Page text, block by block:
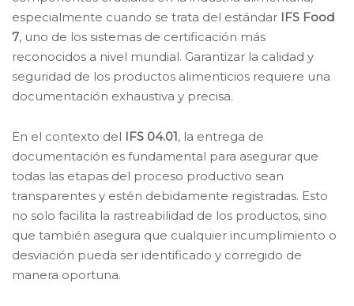
especialmente cuando se trata del estándar IFS Food
7, uno de los sistemas de certificación más
reconocidos a nivel mundial. Garantizar la calidad y
seguridad de los productos alimenticios requiere una
documentación exhaustiva y precisa.
En el contexto del IFS 04.01, la entrega de
documentación es fundamental para asegurar que
todas las etapas del proceso productivo sean
transparentes y estén debidamente registradas. Esto
no solo facilita la rastreabilidad de los productos, sino
que también asegura que cualquier incumplimiento o
desviación pueda ser identificado y corregido de
manera oportuna.